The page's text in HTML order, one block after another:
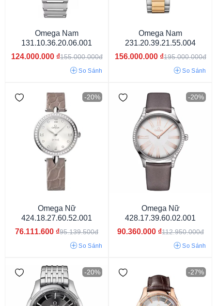
40 - 42 mm 42 - 45 mm
Vỏ màu vàng
Vỏ màu trắng
Vỏ màu đen
Omega Nam
131.10.36.20.06.001
124.000.000 ₫155.000.000đ
So Sánh
Omega Nam
231.20.39.21.55.004
156.000.000 ₫195.000.000đ
So Sánh
-20%
Omega Nữ
424.18.27.60.52.001
76.111.600 ₫95.139.500đ
So Sánh
-20%
Omega Nữ
428.17.39.60.02.001
90.360.000 ₫112.950.000đ
So Sánh
-20% -27%